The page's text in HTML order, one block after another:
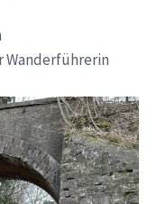
Wanderführerin